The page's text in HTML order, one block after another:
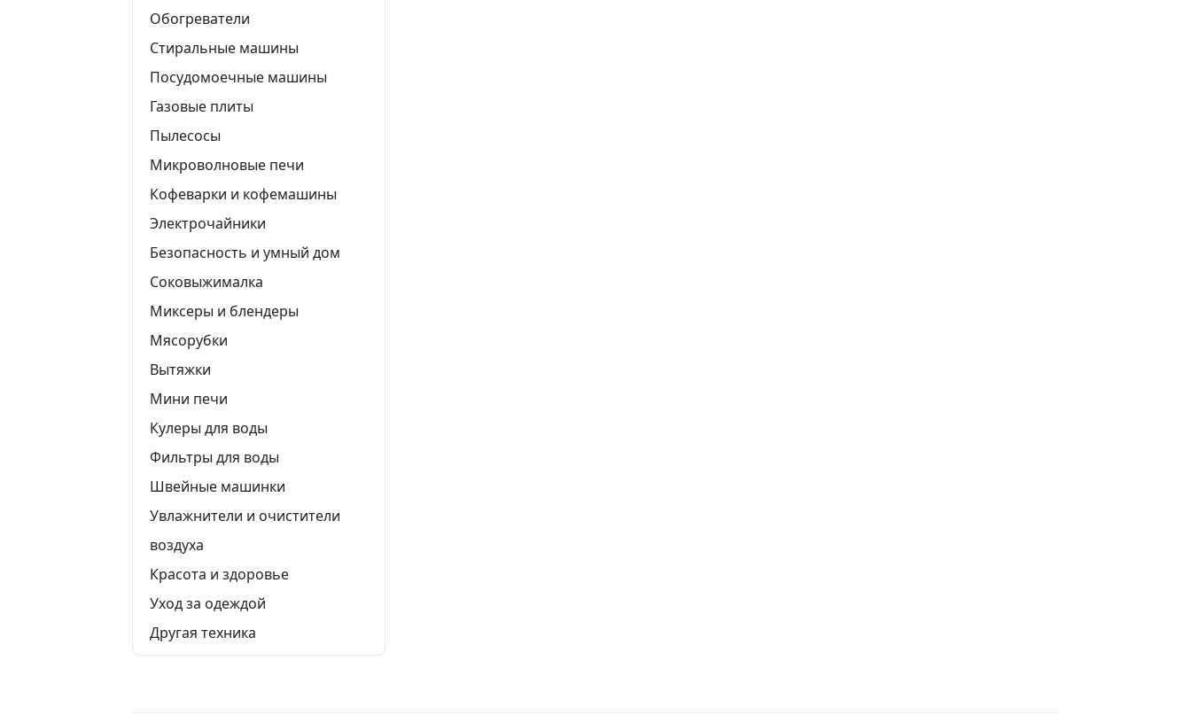
Обогреватели
Стиральные машины
Посудомоечные машины
Газовые плиты
Пылесосы
Микроволновые печи
Кофеварки и кофемашины
Электрочайники
Безопасность и умный дом
Соковыжималка
Миксеры и блендеры
Мясорубки
Вытяжки
Мини печи
Кулеры для воды
Фильтры для воды
Швейные машинки
Увлажнители и очистители
воздуха
Красота и здоровье
Уход за одеждой
Другая техника